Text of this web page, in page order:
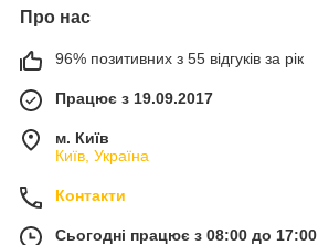
Про нас
96% позитивних з 55 відгуків за рік
Працює з 19.09.2017
м. Київ
Київ, Україна
Контакти
Сьогодні працює з 08:00 до 17:00